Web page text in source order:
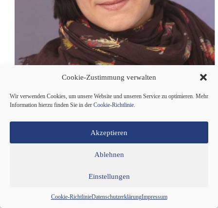
Cookie-Zustimmung verwalten
Wir verwenden Cookies, um unsere Website und unseren Service zu optimieren. Mehr
Information hierzu finden Sie in der Cookie-Richtlinie.
Akzeptieren
Ablehnen
Einstellungen
Cookie-RichtlinieDatenschutzerklärungImpressum
Ich bin Viola und konnte durch meine Arbeit als
Psychologin in verschiedenen beruflichen Bereichen
Umwälzungen und die Art und Weise…
dieBasis